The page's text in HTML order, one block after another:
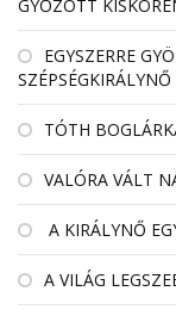
GYŐZÖTT
EGYSZERRE
TÓTH
VALÓRA VÁLT
A KIRÁLYNŐ
A VILÁG